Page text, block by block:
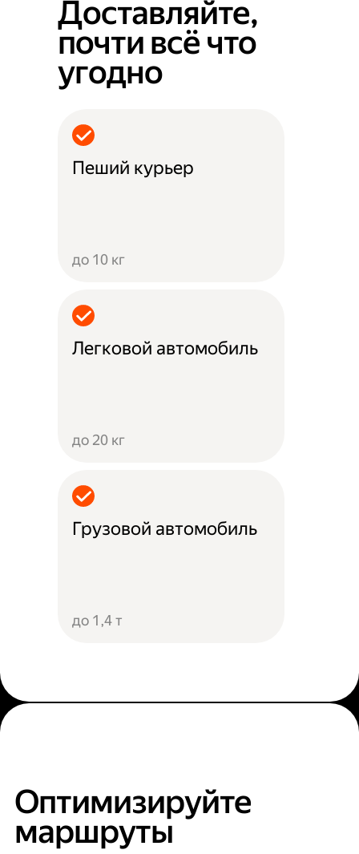
Доставляйте,
почти всё что
угодно
Пеший курьер
до 10 кг
Легковой автомобиль
до 20 кг
Грузовой автомобиль
до 1,4 т
Оптимизируйте
маршруты